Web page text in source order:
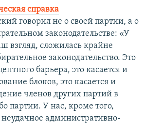
справка
говорил не о своей партии, а о
законодательстве: «У
взгляд, сложилась крайне
законодательство. Это
барьера, это касается и
блоков, это касается и
членов других партий в
партии. У нас, кроме того,
административно-